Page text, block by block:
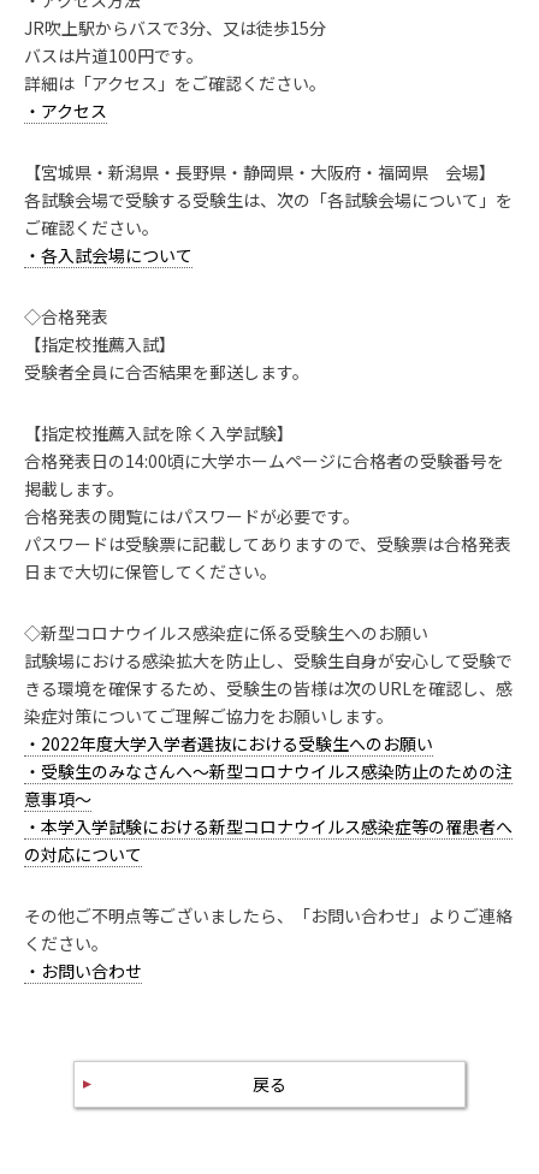
JR吹上駅からバスで3分、又は徒歩15分
バスは片道100円です。
詳細は「アクセス」をご確認ください。
・アクセス
【宮城県・新潟県・長野県・静岡県・大阪府・福岡県 会場】
各試験会場で受験する受験生は、次の「各試験会場について」を
ご確認ください。
・各入試会場について
◇合格発表
【指定校推薦入試】
受験者全員に合否結果を郵送します。
【指定校推薦入試を除く入学試験】
合格発表日の14:00頃に大学ホームページに合格者の受験番号を
掲載します。
合格発表の閲覧にはパスワードが必要です。
パスワードは受験票に記載してありますので、受験票は合格発表
日まで大切に保管してください。
◇新型コロナウイルス感染症に係る受験生へのお願い
試験場における感染拡大を防止し、受験生自身が安心して受験で
きる環境を確保するため、受験生の皆様は次のURLを確認し、感
染症対策についてご理解ご協力をお願いします。
・2022年度大学入学者選抜における受験生へのお願い
・受験生のみなさんへ～新型コロナウイルス感染防止のための注
意事項～
・本学入学試験における新型コロナウイルス感染症等の罹患者へ
の対応について
その他ご不明点等ございましたら、「お問い合わせ」よりご連絡
ください。
・お問い合わせ
戻る